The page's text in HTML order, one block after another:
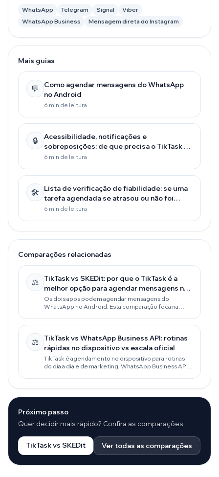
WhatsApp Telegram Signal
Viber
WhatsApp Business
Mensagem direta do Instagram
Mais guias
💬
Como agendar mensagens do WhatsApp
no Android
6 min de leitura
🔒
Acessibilidade, notificações e
sobreposições: de que precisa o TikTask e
porquê
6 min de leitura
🛠️
Lista de verificação de fiabilidade: se uma
tarefa agendada se atrasou ou não foi
executada
6 min de leitura
Comparações relacionadas
⚖️
TikTask vs SKEDit: por que o TikTask é a
melhor opção para agendar mensagens no
WhatsApp
Os dois apps podem agendar mensagens do
WhatsApp no Android. Esta comparação foca na
necessidades crescem.
⚖️
TikTask vs WhatsApp Business API: rotinas
rápidas no dispositivo vs escala oficial
TikTask é agendamento no dispositivo para rotinas
do dia a dia e de marketing. WhatsApp Business API é
CRM.
Próximo passo
Quer decidir mais rápido? Confira as comparações.
TikTask vs SKEDit Ver todas as comparações